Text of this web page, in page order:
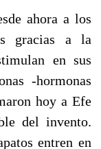
ahora a los
gracias a la
en sus
-hormonas
hoy a Efe
del invento.
entren en